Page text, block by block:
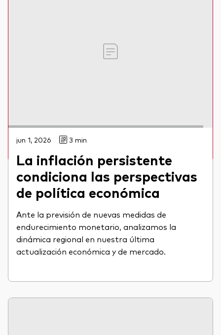
Vanguard para un análisis en profundidad
Ver on demand
jun 1, 2026 3 min
La inflación persistente
condiciona las perspectivas
de política económica
Ante la previsión de nuevas medidas de
endurecimiento monetario, analizamos la
dinámica regional en nuestra última
actualización económica y de mercado.